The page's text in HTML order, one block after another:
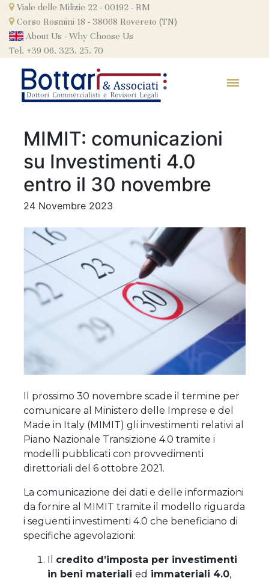
Skip
content
Viale delle Milizie 22 - 00192 - RM
Corso Rosmini 18 - 38068 Rovereto (TN)
About Us - Why Choose Us
Tel. +39 06. 323. 25. 70
MIMIT: comunicazioni
su Investimenti 4.0
entro il 30 novembre
24 Novembre 2023
Il prossimo 30 novembre scade il termine per
comunicare al Ministero delle Imprese e del
Made in Italy (MIMIT) gli investimenti relativi al
Piano Nazionale Transizione 4.0 tramite i
modelli pubblicati con provvedimenti
direttoriali del 6 ottobre 2021.
La comunicazione dei dati e delle informazioni
da fornire al MIMIT tramite il modello riguarda
i seguenti investimenti 4.0 che beneficiano di
specifiche agevolazioni:
credito d’imposta per investimenti
in beni materiali ed immateriali 4.0,